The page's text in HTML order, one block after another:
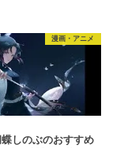
漫画・アニメ
しのぶのおすすめ